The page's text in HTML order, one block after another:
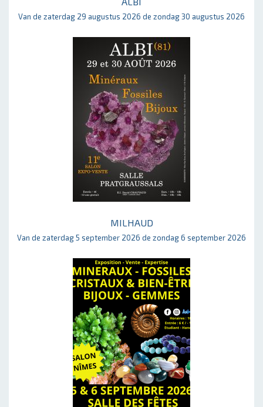
Van de zaterdag 29 augustus 2026 de zondag 30 augustus 2026
MILHAUD
Van de zaterdag 5 september 2026 de zondag 6 september 2026